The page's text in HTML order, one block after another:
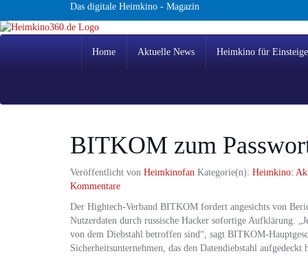
to
main
Das digitale Heimkino - Magazin
Home Aktuelle News Heimkino für
BITKOM zum
Veröffentlicht von Heimkinofan Kategorie(n): Heimkino:
Kommentare
Der Hightech-Verband BITKOM fordert angesichts von
Nutzerdaten durch russische Hacker sofortige Aufklärung.
von dem Diebstahl betroffen sind“, sagt BITKOM-
Sicherheitsunternehmen, das den Datendiebstahl